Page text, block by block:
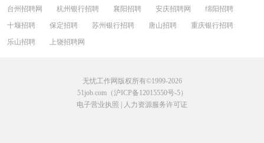
台州招聘网
杭州银行招聘 襄阳招聘 安庆招聘网
绵阳招聘
十堰招聘
保定招聘 苏州银行招聘 唐山招聘
重庆银行招聘
乐山招聘
上饶招聘网
无忧工作网版权所有©1999-2026
51job.com（沪ICP备12015550号-5）
电子营业执照
人力资源服务许可证